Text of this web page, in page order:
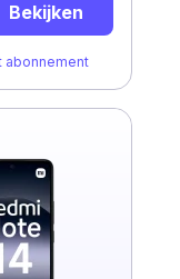
Bekijken
abonnement